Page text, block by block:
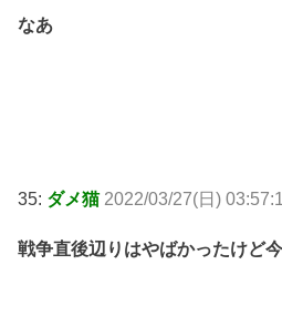
なあ
35: ダメ猫 2022/03/27(日)
戦争直後辺りはやばかったけど